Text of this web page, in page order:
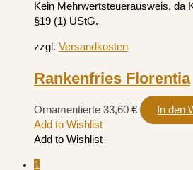
Kein Mehrwertsteuerausweis, da
§19 (1) UStG.
zzgl. Versandkosten
Rankenfries Florentia
Ornamentierte 33,60 €
In den
Add to Wishlist
Add to Wishlist
1